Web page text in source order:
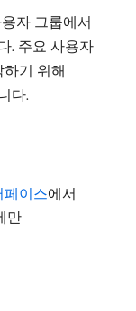
자 그룹에서
. 주요 사용자
기 위해
다.
페이스에서
만